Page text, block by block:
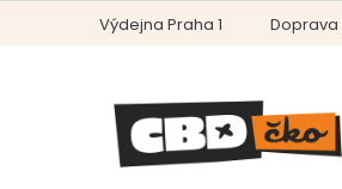
Výdejna Praha 1